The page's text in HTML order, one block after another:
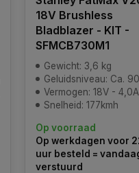
18V Brushless
Bladblazer - KIT -
SFMCB730M1
Gewicht: 3,6 kg
Geluidsniveau: Ca.
Vermogen: 18V - 4,0Ah
Snelheid: 177kmh
Op voorraad
Op werkdagen voor
uur besteld =
verstuurd